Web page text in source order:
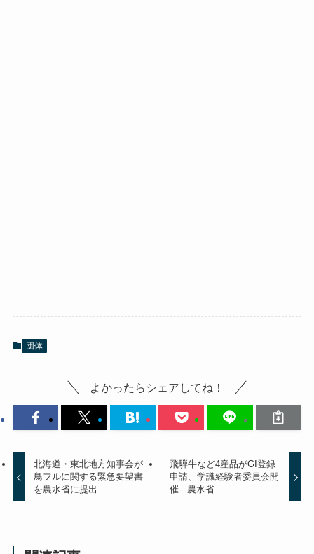
団体
よかったらシェアしてね！
北海道・東北地方知事会が
鳥フルに関する緊急要望書
を農水省に提出
飛騨牛など4産品がGI登録
申請、学識経験者委員会開
催---農水省